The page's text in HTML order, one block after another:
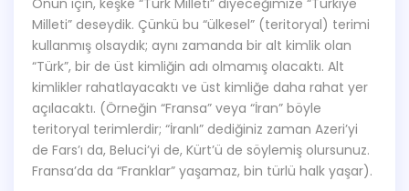
Onun için, keşke “Türk Milleti” diyeceğimize “Türkiye
Milleti” deseydik. Çünkü bu “ülkesel” (teritoryal) terimi
kullanmış olsaydık; aynı zamanda bir alt kimlik olan
“Türk”, bir de üst kimliğin adı olmamış olacaktı. Alt
kimlikler rahatlayacaktı ve üst kimliğe daha rahat yer
açılacaktı. (Örneğin “Fransa” veya “İran” böyle
teritoryal terimlerdir; “İranlı” dediğiniz zaman Azeri’yi
de Fars’ı da, Beluci’yi de, Kürt’ü de söylemiş olursunuz.
Fransa’da da “Franklar” yaşamaz, bin türlü halk yaşar).